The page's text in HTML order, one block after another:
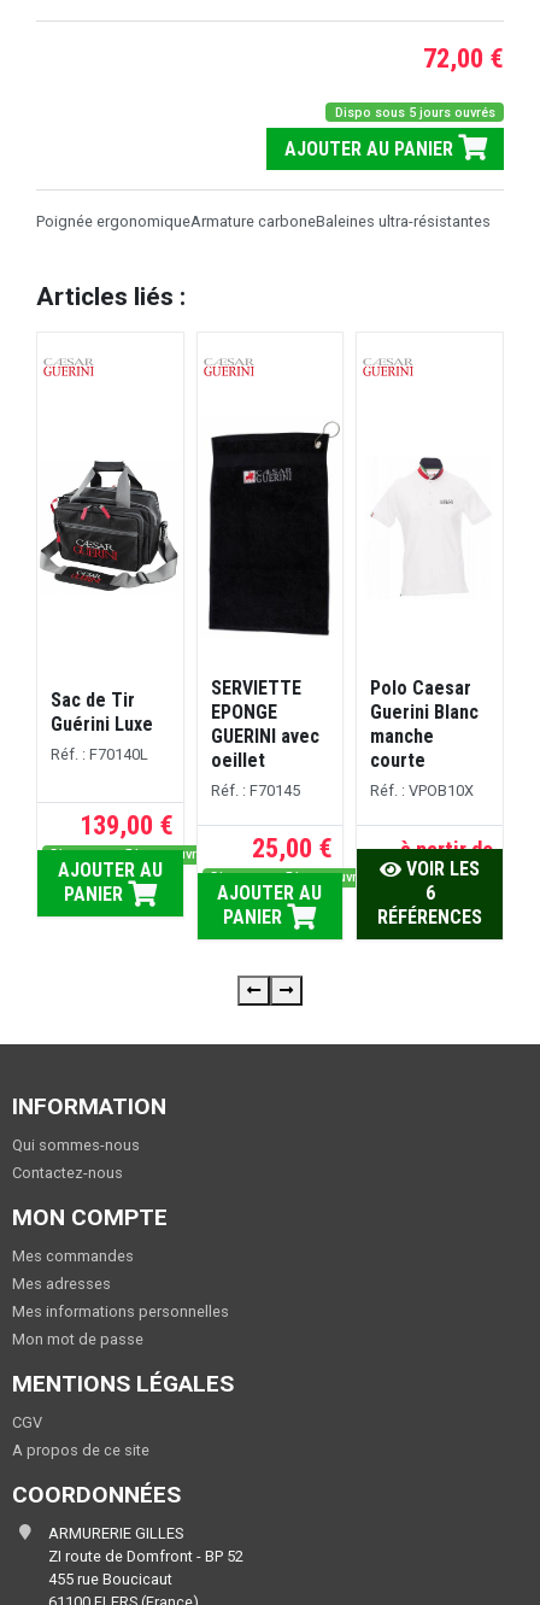
72,00 €
Dispo sous 5 jours ouvrés
AJOUTER AU PANIER
Poignée ergonomiqueArmature carboneBaleines ultra-résistantes
Articles liés :
Sac de Tir
Guérini Luxe
Réf. : F70140L
139,00 €
Dispo sous 5 jours ouvrés
AJOUTER AU
PANIER
SERVIETTE
EPONGE
GUERINI avec
oeillet
Réf. : F70145
25,00 €
Dispo sous 5 jours ouvrés
AJOUTER AU
PANIER
Polo Caesar
Guerini Blanc
manche
courte
Réf. : VPOB10X
à partir de
45,00 €
VOIR LES
6
RÉFÉRENCES
INFORMATION
Qui sommes-nous
Contactez-nous
MON COMPTE
Mes commandes
Mes adresses
Mes informations personnelles
Mon mot de passe
MENTIONS LÉGALES
CGV
A propos de ce site
COORDONNÉES
ARMURERIE GILLES
ZI route de Domfront - BP 52
455 rue Boucicaut